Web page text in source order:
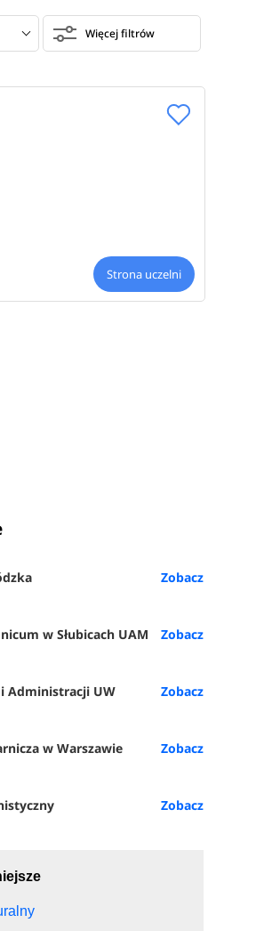
Więcej filtrów
Strona uczelni
w Słubicach UAM
i Administracji UW
w Warszawie